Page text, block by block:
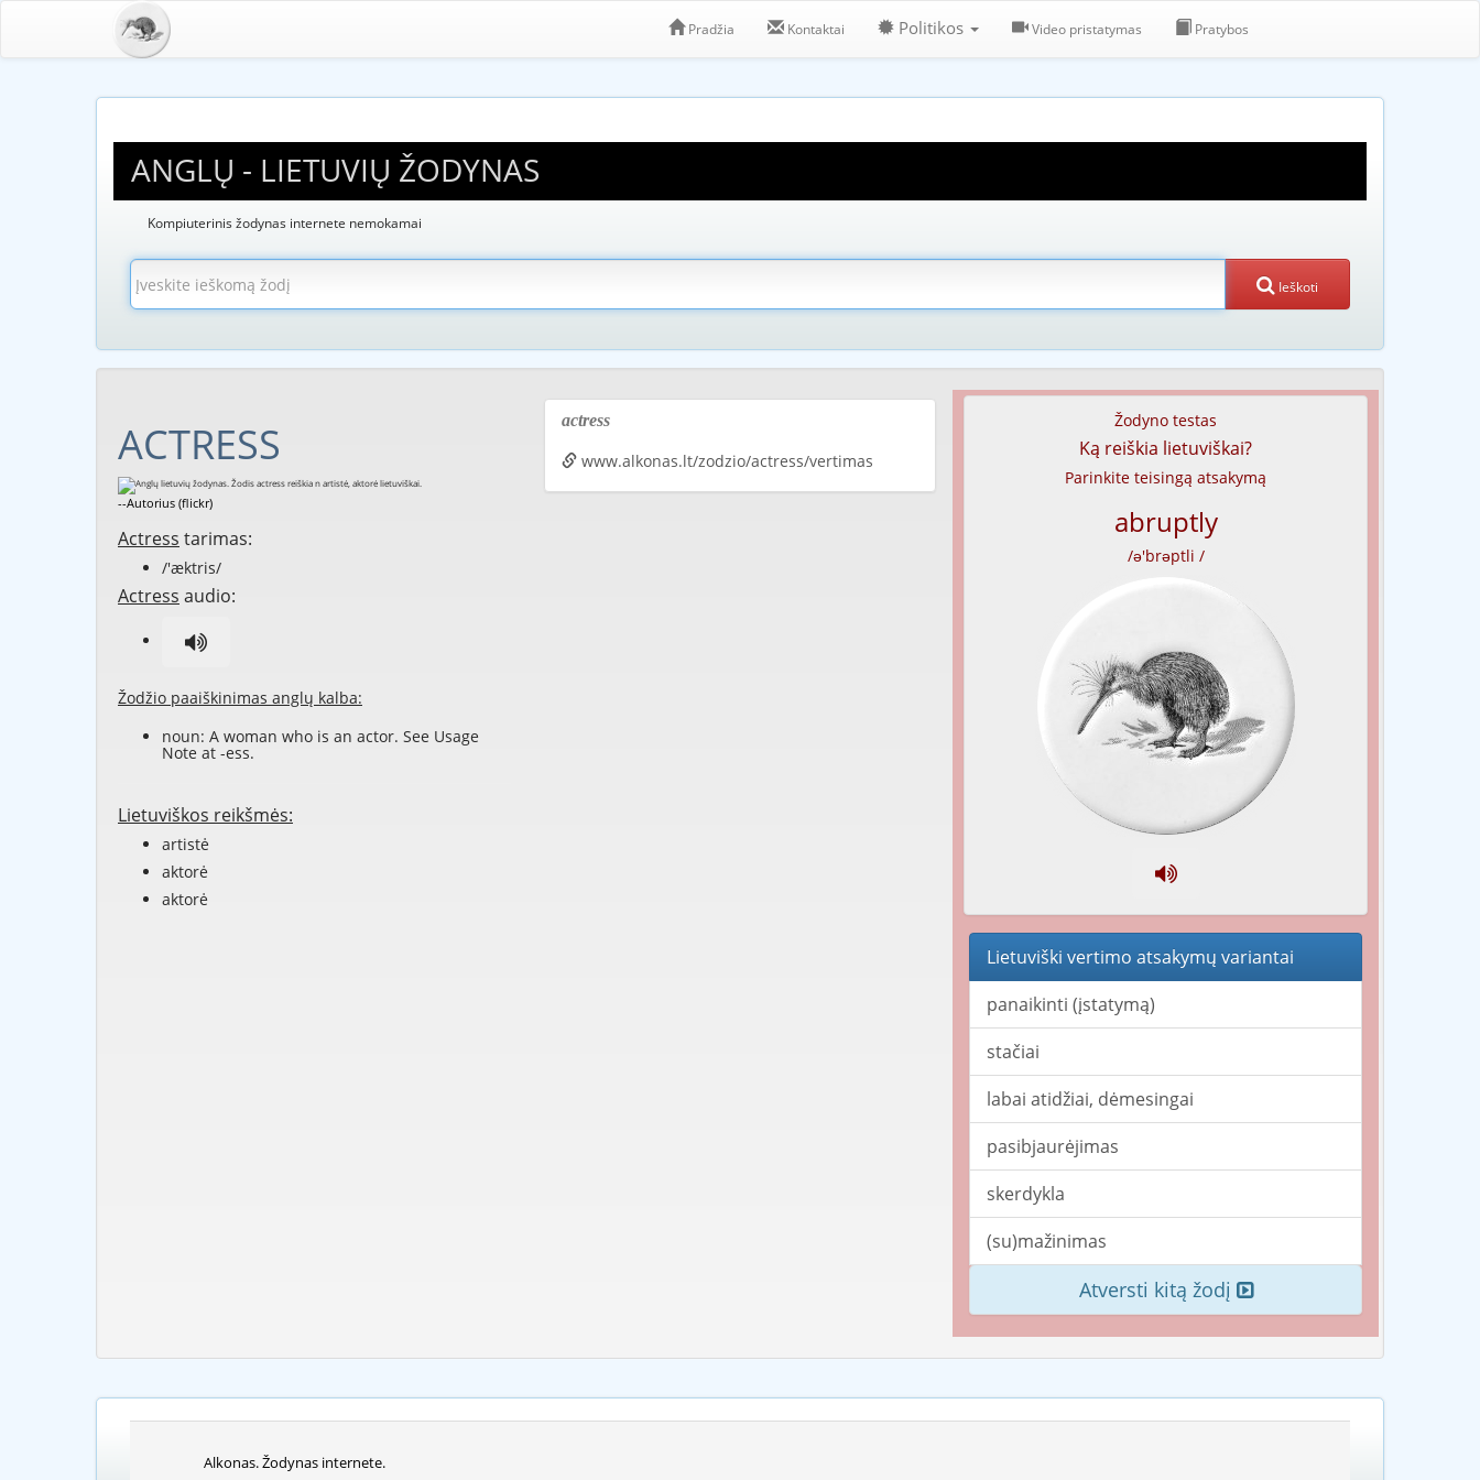
Pradžia Kontaktai Politikos Video pristatymas Pratybos
ANGLŲ - LIETUVIŲ ŽODYNAS
Kompiuterinis žodynas internete nemokamai
Ieškoti
ACTRESS
--Autorius (flickr)
Actress tarimas:
/'æktris/
Actress audio:
Žodžio paaiškinimas anglų kalba:
noun: A woman who is an actor. See Usage
Note at -ess.
Lietuviškos reikšmės:
artistė
aktorė
aktorė
actress
www.alkonas.lt/zodzio/actress/vertimas
Žodyno testas
Ką reiškia lietuviškai?
Parinkite teisingą atsakymą
abruptly
/ə'brəptli /
Lietuviški vertimo atsakymų variantai
panaikinti (įstatymą)
stačiai
labai atidžiai, dėmesingai
pasibjaurėjimas
skerdykla
(su)mažinimas
Atversti kitą žodį
Alkonas. Žodynas internete.